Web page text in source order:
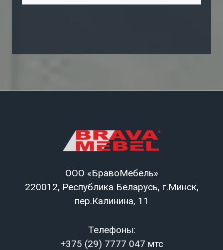
ООО «БравоМебель»
220012, Республика Беларусь, г.Минск,
пер.Калинина, 11
Телефоны:
+375 (29) 7777 047 мтс